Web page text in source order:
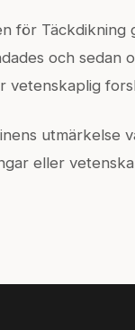
för Täckdikning
och sedan
vetenskaplig
utmärkelse
eller